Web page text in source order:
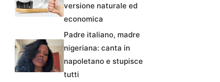
versione naturale ed
economica
Padre italiano, madre
nigeriana: canta in
napoletano e stupisce
tutti